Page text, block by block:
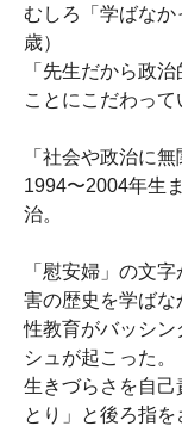
むしろ「学ばな
歳）
「先生だから政
ことにこだわって
「社会や政治に
1994〜2004年生
治。
「慰安婦」の文
害の歴史を学ばな
性教育がバッシン
シュが起こった。
生きづらさを自己
とり」と後ろ指を